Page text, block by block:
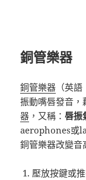
銅管樂器
銅管樂器 （英
振動嘴唇發音
器 ，又稱：唇振
aerophones或
銅管樂器改變音
壓放按鍵或